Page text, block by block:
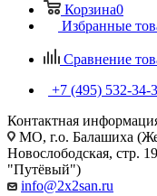
Корзина0
Избранные
Сравнение
+7 (495)
Контактная
МО, г.о. Балашиха
Новослободская, стр.
"Путёвый")
info@2x2san.ru